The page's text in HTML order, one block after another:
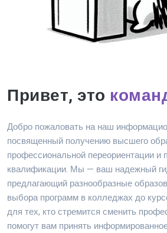
Привет, это
Добро пожаловать на наш
посвященный получению высшего
профессиональной переориентации
квалификации. Мы — ваш надежный
предлагающий разнообразные
выбора программ в колледжах до
для тех, кто стремится сменить
помогут вам принять